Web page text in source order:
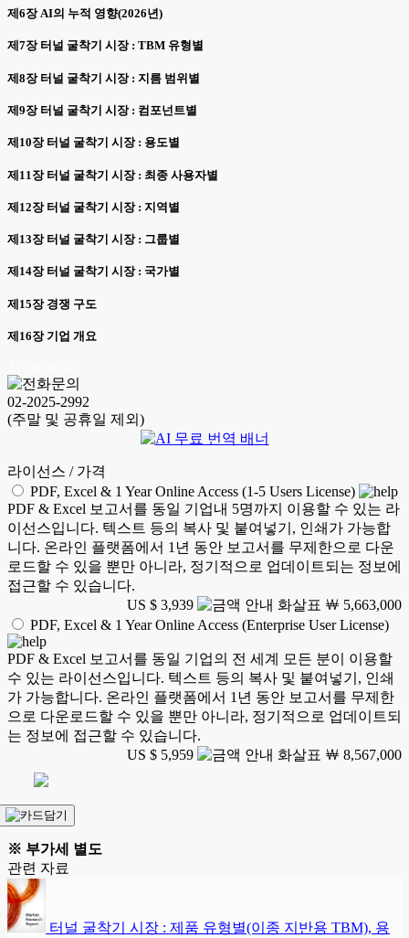
제6장 AI의 누적 영향(2026년)
제7장 터널 굴착기 시장 : TBM 유형별
제8장 터널 굴착기 시장 : 지름 범위별
제9장 터널 굴착기 시장 : 컴포넌트별
제10장 터널 굴착기 시장 : 용도별
제11장 터널 굴착기 시장 : 최종 사용자별
제12장 터널 굴착기 시장 : 지역별
제13장 터널 굴착기 시장 : 그룹별
제14장 터널 굴착기 시장 : 국가별
제15장 경쟁 구도
제16장 기업 개요
02-2025-2992
(주말 및 공휴일 제외)
라이선스 / 가격
PDF, Excel & 1 Year Online Access (1-5 Users License)
PDF & Excel 보고서를 동일 기업내 5명까지 이용할 수 있는 라
이선스입니다. 텍스트 등의 복사 및 붙여넣기, 인쇄가 가능합
니다. 온라인 플랫폼에서 1년 동안 보고서를 무제한으로 다운
로드할 수 있을 뿐만 아니라, 정기적으로 업데이트되는 정보에
접근할 수 있습니다.
US $ 3,939
￦ 5,663,000
PDF, Excel & 1 Year Online Access (Enterprise User License)
PDF & Excel 보고서를 동일 기업의 전 세계 모든 분이 이용할
수 있는 라이선스입니다. 텍스트 등의 복사 및 붙여넣기, 인쇄
가 가능합니다. 온라인 플랫폼에서 1년 동안 보고서를 무제한
으로 다운로드할 수 있을 뿐만 아니라, 정기적으로 업데이트되
는 정보에 접근할 수 있습니다.
US $ 5,959
￦ 8,567,000
※ 부가세 별도
관련 자료
터널 굴착기 시장 : 제품 유형별(이종 지반용 TBM), 용